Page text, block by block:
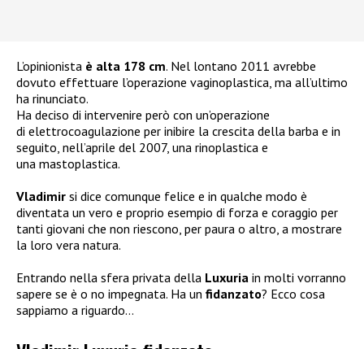
L’opinionista è alta 178 cm. Nel lontano 2011 avrebbe
dovuto effettuare l’operazione vaginoplastica, ma all’ultimo
ha rinunciato.
Ha deciso di intervenire però con un’operazione
di elettrocoagulazione per inibire la crescita della barba e in
seguito, nell’aprile del 2007, una rinoplastica e
una mastoplastica.
Vladimir si dice comunque felice e in qualche modo è
diventata un vero e proprio esempio di forza e coraggio per
tanti giovani che non riescono, per paura o altro, a mostrare
la loro vera natura.
Entrando nella sfera privata della Luxuria in molti vorranno
sapere se è o no impegnata. Ha un fidanzato? Ecco cosa
sappiamo a riguardo…